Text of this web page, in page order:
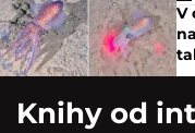
V
Knihy od